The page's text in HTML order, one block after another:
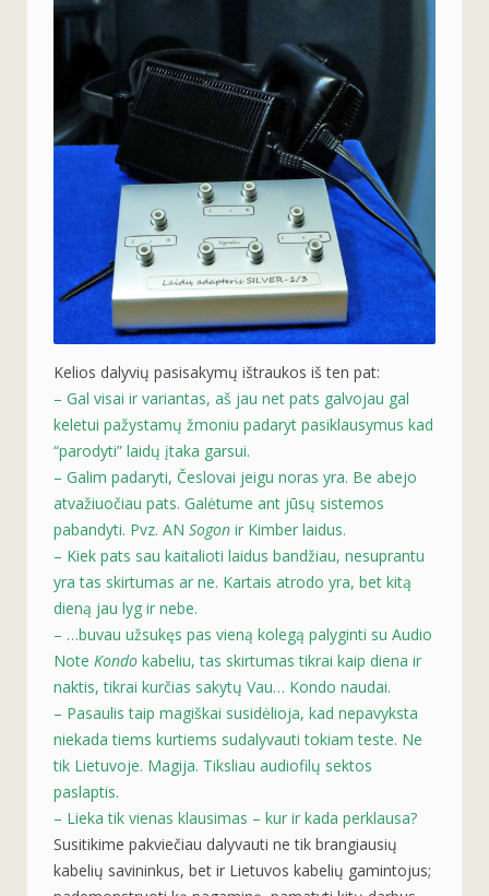
Kelios dalyvių pasisakymų ištraukos iš ten pat:
– Gal visai ir variantas, aš jau net pats galvojau gal
keletui pažystamų žmoniu padaryt pasiklausymus kad
“parodyti” laidų įtaka garsui.
– Galim padaryti, Česlovai jeigu noras yra. Be abejo
atvažiuočiau pats. Galėtume ant jūsų sistemos
pabandyti. Pvz. AN Sogon ir Kimber laidus.
– Kiek pats sau kaitalioti laidus bandžiau, nesuprantu
yra tas skirtumas ar ne. Kartais atrodo yra, bet kitą
dieną jau lyg ir nebe.
– …buvau užsukęs pas vieną kolegą palyginti su Audio
Note Kondo kabeliu, tas skirtumas tikrai kaip diena ir
naktis, tikrai kurčias sakytų Vau… Kondo naudai.
– Pasaulis taip magiškai susidėlioja, kad nepavyksta
niekada tiems kurtiems sudalyvauti tokiam teste. Ne
tik Lietuvoje. Magija. Tiksliau audiofilų sektos
paslaptis.
– Lieka tik vienas klausimas – kur ir kada perklausa?
Susitikime pakviečiau dalyvauti ne tik brangiausių
kabelių savininkus, bet ir Lietuvos kabelių gamintojus;